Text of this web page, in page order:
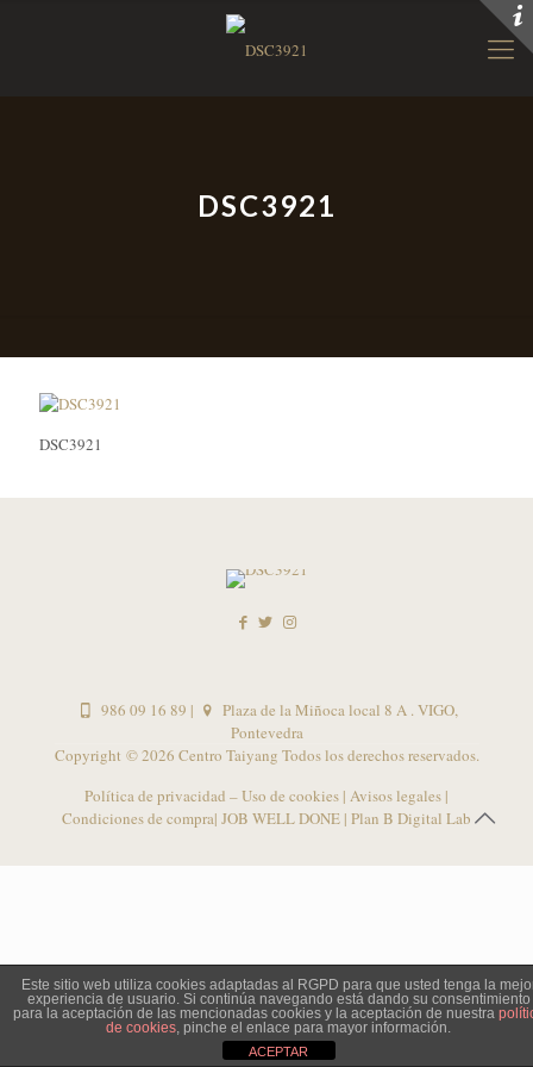
DSC3921
DSC3921
986 09 16 89 |
Plaza de la Miñoca local 8 A . VIGO,
Pontevedra
Copyright ©2026 Centro Taiyang Todos los derechos reservados.
Política de privacidad – Uso de cookies | Avisos legales |
Condiciones de compra| JOB WELL DONE | Plan B Digital Lab
Este sitio web utiliza cookies adaptadas al RGPD para que usted tenga la
experiencia de usuario. Si continúa navegando está dando su consentimiento
para la aceptación de las mencionadas cookies y la aceptación de nuestra
de cookies, pinche el enlace para mayor información.
ACEPTAR